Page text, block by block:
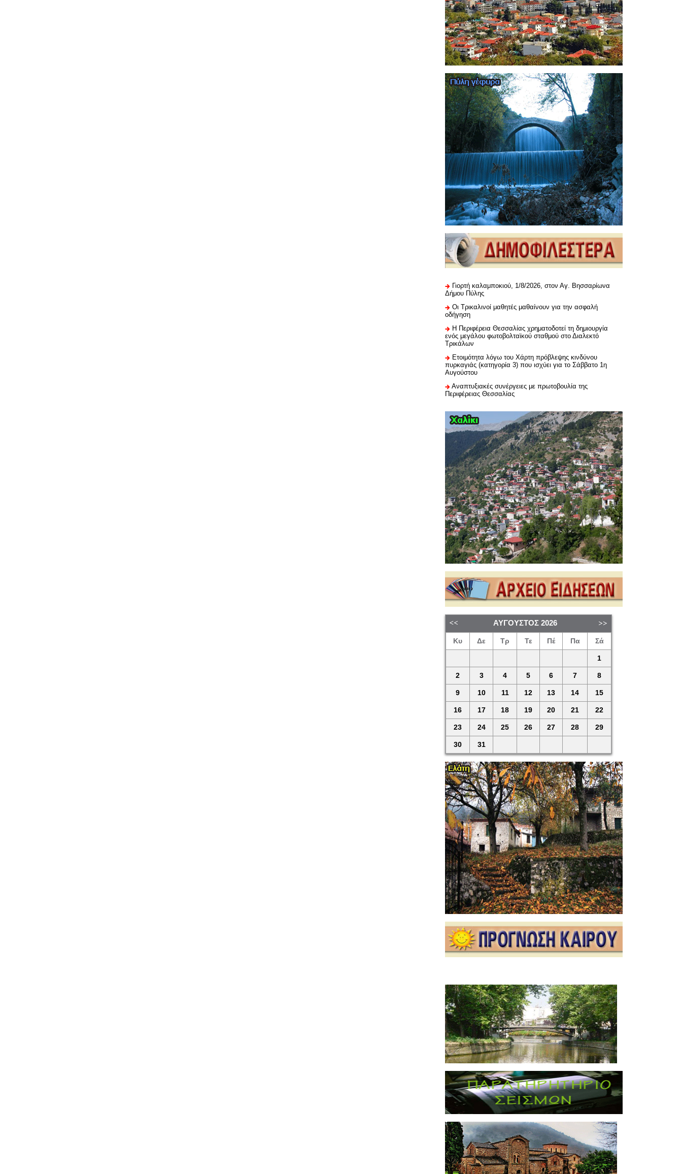
Γιορτή καλαμποκιού, 1/8/2026, στον Αγ. Βησσαρίωνα
Δήμου Πύλης
Οι Τρικαλινοί μαθητές μαθαίνουν για την ασφαλή
οδήγηση
H Περιφέρεια Θεσσαλίας χρηματοδοτεί τη δημιουργία
ενός μεγάλου φωτοβολταϊκού σταθμού στο Διαλεκτό
Τρικάλων
Ετοιμότητα λόγω του Χάρτη πρόβλεψης κινδύνου
πυρκαγιάς (κατηγορία 3) που ισχύει για το Σάββατο 1η
Αυγούστου
Αναπτυξιακές συνέργειες με πρωτοβουλία της
Περιφέρειας Θεσσαλίας
ΑΎΓΟΥΣΤΟΣ 2026
Κυ Δε Τρ Τε Πέ Πα Σά
1
2 3 4 5 6 7 8
9 10 11 12 13 14 15
16 17 18 19 20 21 22
23 24 25 26 27 28 29
30 31